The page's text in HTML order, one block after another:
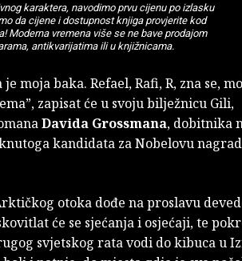
karaktera, navodimo prvu cijenu po izlasku
da cijene i dostupnost knjiga provjerite kod
Moderna vremena više se ne bave prodajom
antikvarijatima ili u knjižnicama.
moja baka. Refael, Rafi, R, zna se,
zapisat će u svoju bilježnicu Gili,
Davida Grossmana, dobitnika
kandidata za Nobelovu
otoka dođe na proslavu
će se sjećanja i osjećaji, te
svjetskog rata vodi do kibuca u